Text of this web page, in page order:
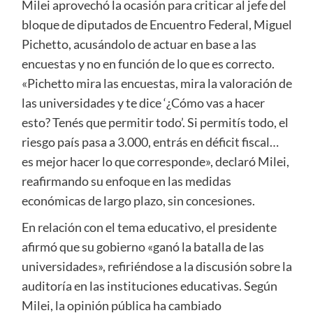
Milei aprovechó la ocasión para criticar al jefe del
bloque de diputados de Encuentro Federal, Miguel
Pichetto, acusándolo de actuar en base a las
encuestas y no en función de lo que es correcto.
«Pichetto mira las encuestas, mira la valoración de
las universidades y te dice ‘¿Cómo vas a hacer
esto? Tenés que permitir todo’. Si permitís todo, el
riesgo país pasa a 3.000, entrás en déficit fiscal…
es mejor hacer lo que corresponde», declaró Milei,
reafirmando su enfoque en las medidas
económicas de largo plazo, sin concesiones.
En relación con el tema educativo, el presidente
afirmó que su gobierno «ganó la batalla de las
universidades», refiriéndose a la discusión sobre la
auditoría en las instituciones educativas. Según
Milei, la opinión pública ha cambiado